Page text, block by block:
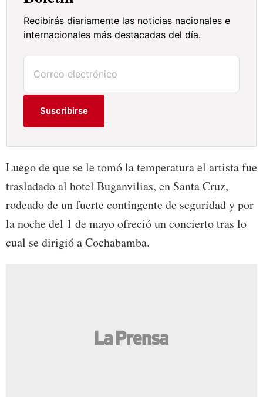
Recibirás diariamente las noticias nacionales e
internacionales más destacadas del día.
Suscribirse
Luego de que se le tomó la temperatura el artista fue
trasladado al hotel Buganvilias, en Santa Cruz,
rodeado de un fuerte contingente de seguridad y por
la noche del 1 de mayo ofreció un concierto tras lo
cual se dirigió a Cochabamba.